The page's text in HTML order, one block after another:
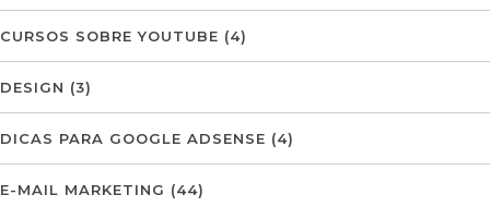
CURSOS SOBRE YOUTUBE (4)
DESIGN (3)
DICAS PARA GOOGLE ADSENSE (4)
E-MAIL MARKETING (44)